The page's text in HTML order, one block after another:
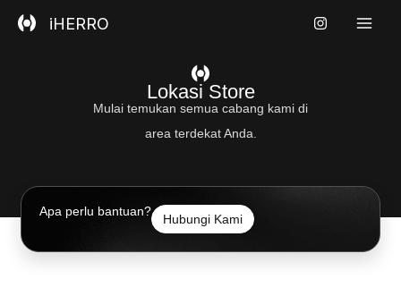
iHERRO
Lokasi Store
Mulai temukan semua cabang kami di
area terdekat Anda.
Apa perlu bantuan?
Hubungi Kami